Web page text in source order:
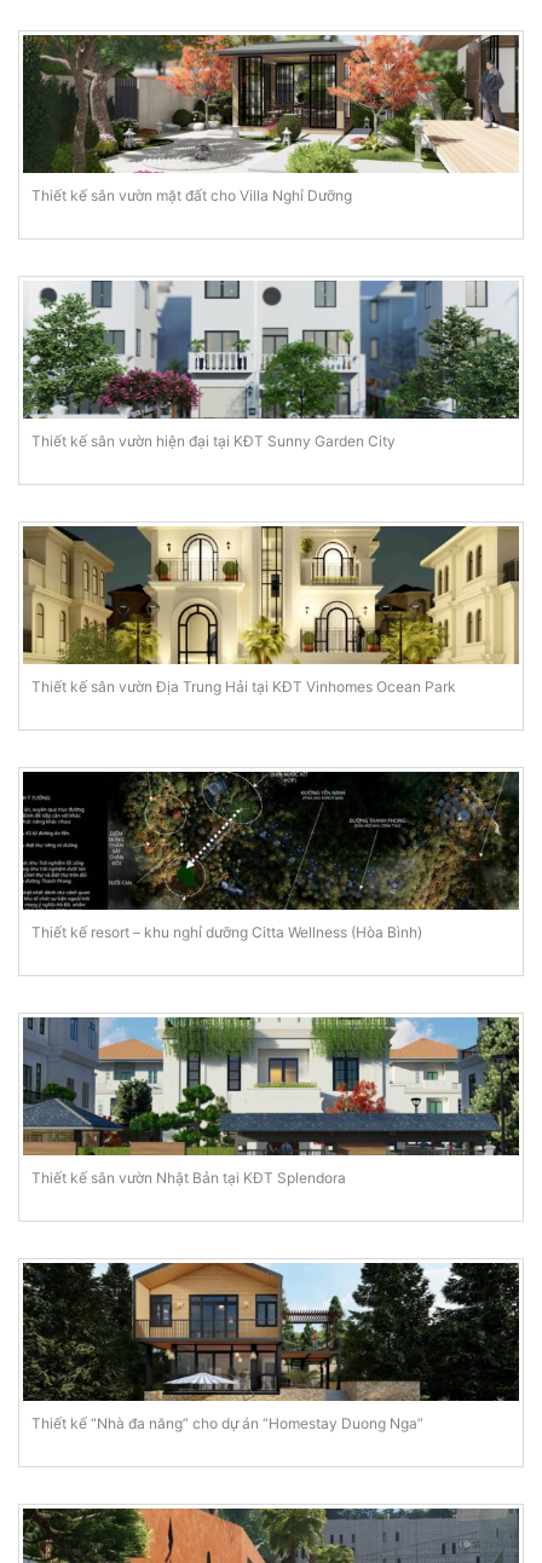
Thiết kế sân vườn mặt đất cho Villa Nghỉ Dưỡng
Thiết kế sân vườn hiện đại tại KĐT Sunny Garden City
Thiết kế sân vườn Địa Trung Hải tại KĐT Vinhomes Ocean Park
Thiết kế resort – khu nghỉ dưỡng Citta Wellness (Hòa Bình)
Thiết kế sân vườn Nhật Bản tại KĐT Splendora
Thiết kế “Nhà đa năng” cho dự án “Homestay Duong Nga”